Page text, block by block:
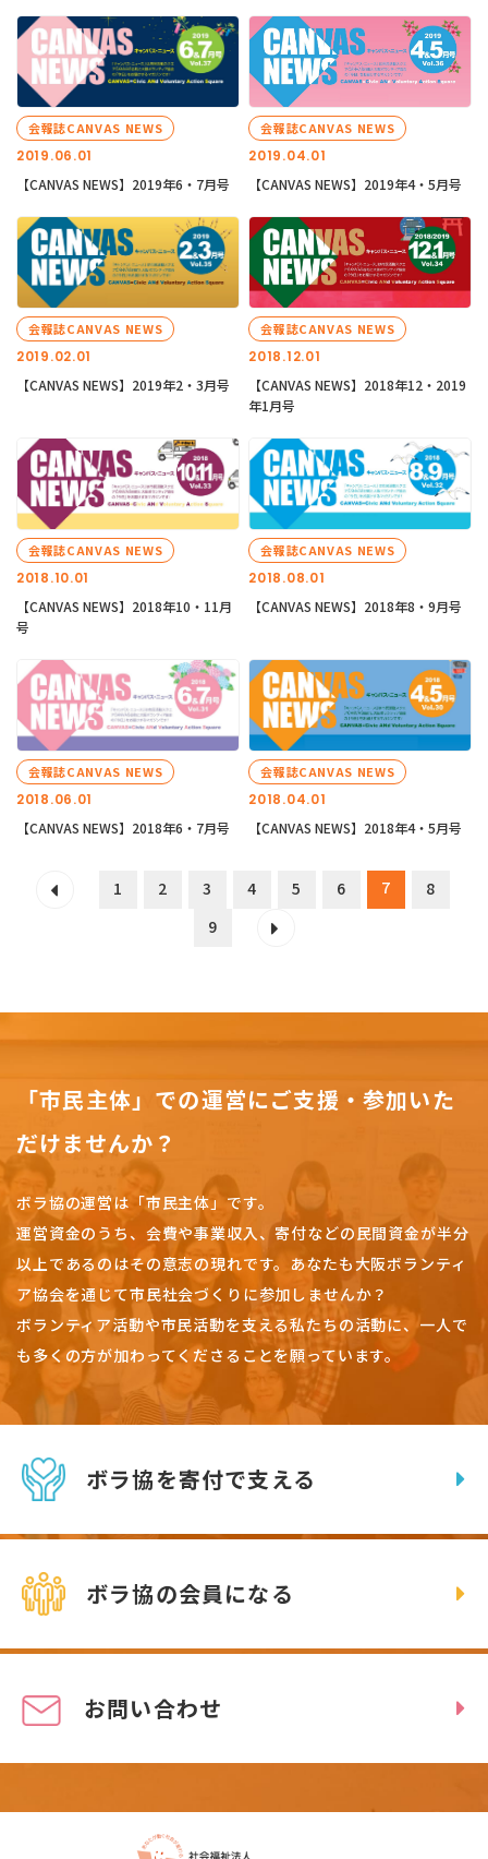
2019.06.01
会報誌CANVAS NEWS
【CANVAS NEWS】2019年6・7月号
2019.04.01
会報誌CANVAS NEWS
【CANVAS NEWS】2019年4・5月号
2019.02.01
会報誌CANVAS NEWS
【CANVAS NEWS】2019年2・3月号
2018.12.01
会報誌CANVAS NEWS
【CANVAS NEWS】2018年12・2019
年1月号
2018.10.01
会報誌CANVAS NEWS
【CANVAS NEWS】2018年10・11月
号
2018.08.01
会報誌CANVAS NEWS
【CANVAS NEWS】2018年8・9月号
2018.06.01
会報誌CANVAS NEWS
【CANVAS NEWS】2018年6・7月号
2018.04.01
会報誌CANVAS NEWS
【CANVAS NEWS】2018年4・5月号
1 2 3 4 5 6 7
8
9
「市民主体」での運営にご支援・参加いた
だけませんか？
ボラ協の運営は「市民主体」です。
運営資金のうち、会費や事業収入、寄付などの民間資金が半分
以上であるのはその意志の現れです。 あなたも大阪ボランティ
ア協会を通じて市民社会づくりに参加しませんか？
ボランティア活動や市民活動を支える私たちの活動に、一人で
も多くの方が加わってくださることを願っています。
ボラ協を寄付で支える
ボラ協の会員になる
お問い合わせ